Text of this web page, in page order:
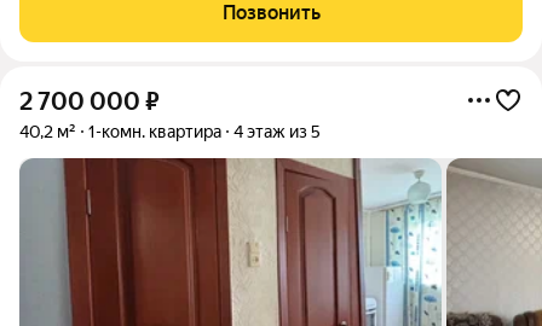
специалистов, студентов, семей с
Позвонить
2 700 000 ₽
40,2 м² 1-комн. квартира 4 этаж из 5